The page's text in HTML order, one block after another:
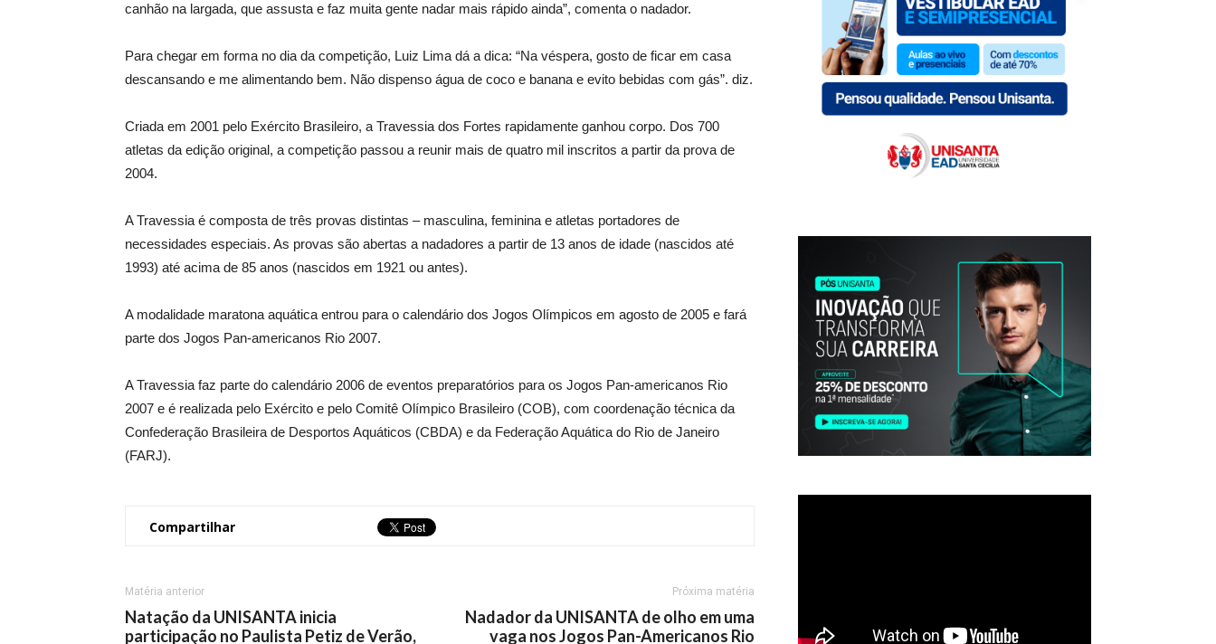
canhão na largada, que assusta e faz muita gente nadar mais rápido ainda”, comenta o nadador.
Para chegar em forma no dia da competição, Luiz Lima dá a dica: “Na véspera, gosto de ficar em casa
descansando e me alimentando bem. Não dispenso água de coco e banana e evito bebidas com gás”. diz.
Criada em 2001 pelo Exército Brasileiro, a Travessia dos Fortes rapidamente ganhou corpo. Dos 700
atletas da edição original, a competição passou a reunir mais de quatro mil inscritos a partir da prova de
2004.
A Travessia é composta de três provas distintas – masculina, feminina e atletas portadores de
necessidades especiais. As provas são abertas a nadadores a partir de 13 anos de idade (nascidos até
1993) até acima de 85 anos (nascidos em 1921 ou antes).
A modalidade maratona aquática entrou para o calendário dos Jogos Olímpicos em agosto de 2005 e fará
parte dos Jogos Pan-americanos Rio 2007.
A Travessia faz parte do calendário 2006 de eventos preparatórios para os Jogos Pan-americanos Rio
2007 e é realizada pelo Exército e pelo Comitê Olímpico Brasileiro (COB), com coordenação técnica da
Confederação Brasileira de Desportos Aquáticos (CBDA) e da Federação Aquática do Rio de Janeiro
(FARJ).
Compartilhar
Matéria anterior
Natação da UNISANTA inicia
participação no Paulista Petiz de Verão,
Próxima matéria
Nadador da UNISANTA de olho em uma
vaga nos Jogos Pan-Americanos Rio